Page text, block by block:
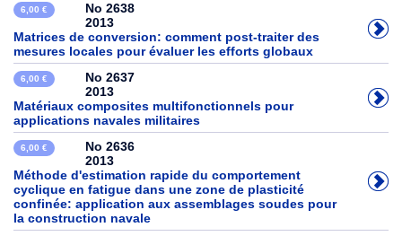
6,00 €
No 2638
2013
Matrices de conversion: comment post-traiter des
mesures locales pour évaluer les efforts globaux
6,00 €
No 2637
2013
Matériaux composites multifonctionnels pour
applications navales militaires
6,00 €
No 2636
2013
Méthode d'estimation rapide du comportement
cyclique en fatigue dans une zone de plasticité
confinée: application aux assemblages soudes pour
la construction navale